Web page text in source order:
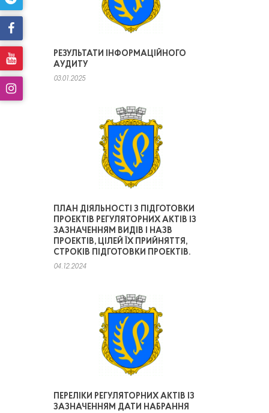
РЕЗУЛЬТАТИ ІНФОРМАЦІЙНОГО
АУДИТУ
03.01.2025
ПЛАН ДІЯЛЬНОСТІ З ПІДГОТОВКИ
ПРОЕКТІВ РЕГУЛЯТОРНИХ АКТІВ ІЗ
ЗАЗНАЧЕННЯМ ВИДІВ І НАЗВ
ПРОЕКТІВ, ЦІЛЕЙ ЇХ ПРИЙНЯТТЯ,
СТРОКІВ ПІДГОТОВКИ ПРОЕКТІВ.
04.12.2024
ПЕРЕЛІКИ РЕГУЛЯТОРНИХ АКТІВ ІЗ
ЗАЗНАЧЕННЯМ ДАТИ НАБРАННЯ